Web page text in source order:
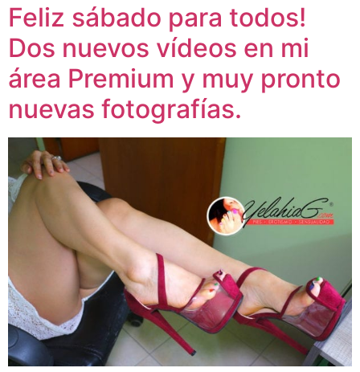
Feliz sábado para todos!
Dos nuevos vídeos en mi
área Premium y muy pronto
nuevas fotografías.